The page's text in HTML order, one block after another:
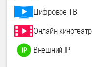
Цифровое ТВ
Онлайн-кинотеатр
Внешний IP